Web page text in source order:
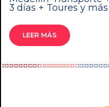
3 días + Toures y más
LEER MÁS